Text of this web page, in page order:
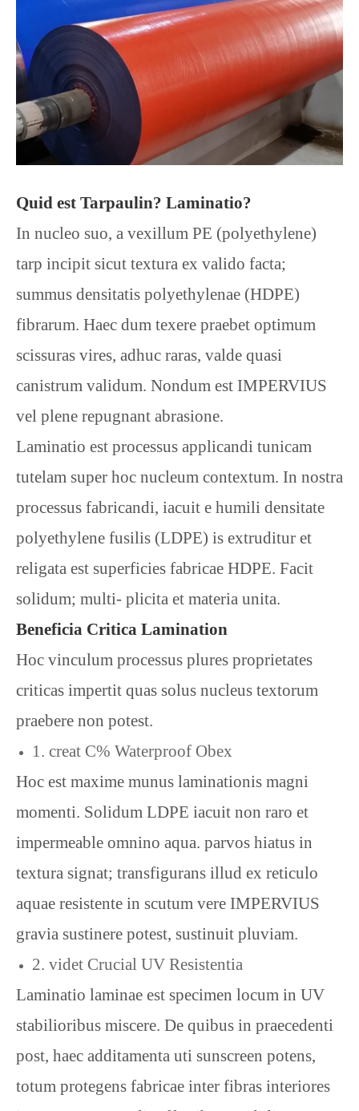
Quid est Tarpaulin? Laminatio?
In nucleo suo, a vexillum PE (polyethylene)
tarp incipit sicut textura ex valido facta;
summus densitatis polyethylenae (HDPE)
fibrarum. Haec dum texere praebet optimum
scissuras vires, adhuc raras, valde quasi
canistrum validum. Nondum est IMPERVIUS
vel plene repugnant abrasione.
Laminatio est processus applicandi tunicam
tutelam super hoc nucleum contextum. In nostra
processus fabricandi, iacuit e humili densitate
polyethylene fusilis (LDPE) is extruditur et
religata est superficies fabricae HDPE. Facit
solidum; multi- plicita et materia unita.
Beneficia Critica Lamination
Hoc vinculum processus plures proprietates
criticas impertit quas solus nucleus textorum
praebere non potest.
1. creat C% Waterproof Obex
Hoc est maxime munus laminationis magni
momenti. Solidum LDPE iacuit non raro et
impermeable omnino aqua. parvos hiatus in
textura signat; transfigurans illud ex reticulo
aquae resistente in scutum vere IMPERVIUS
gravia sustinere potest, sustinuit pluviam.
2. videt Crucial UV Resistentia
Laminatio laminae est specimen locum in UV
stabilioribus miscere. De quibus in praecedenti
post, haec additamenta uti sunscreen potens,
totum protegens fabricae inter fibras interiores